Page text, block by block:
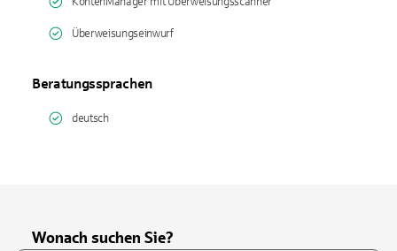
Überweisungseinwurf
Beratungssprachen
deutsch
Wonach suchen Sie?